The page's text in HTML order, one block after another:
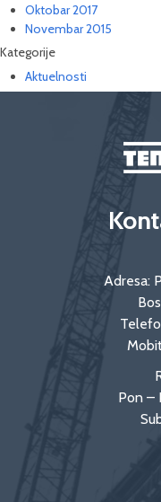
Oktobar 2017
Novembar 2015
Kategorije
Aktuelnosti
Adresa:
Pon –